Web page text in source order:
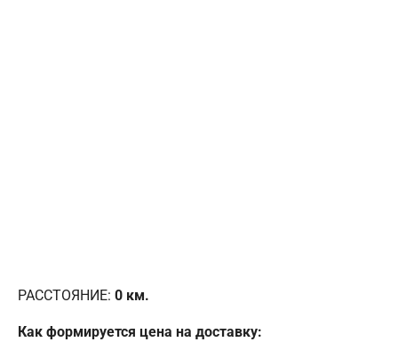
РАССТОЯНИЕ: 0 км.
Как формируется цена на доставку: